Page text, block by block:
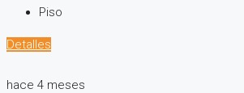
Piso
Detalles
hace 4 meses